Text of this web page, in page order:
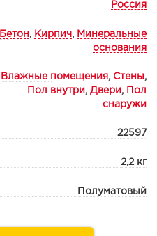
Россия
Бетон , Кирпич , Минеральные
основания
Влажные помещения , Стены ,
Пол внутри , Двери ,
Пол
снаружи
22597
2,2 кг
Полуматовый